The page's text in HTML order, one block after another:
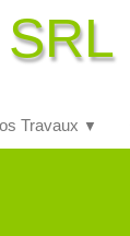
Travaux ▼